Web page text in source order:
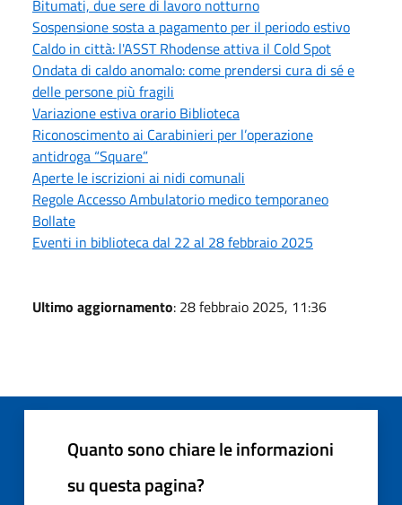
Bitumati, due sere di lavoro notturno
Sospensione sosta a pagamento per il periodo estivo
Caldo in città: l'ASST Rhodense attiva il Cold Spot
Ondata di caldo anomalo: come prendersi cura di sé e
delle persone più fragili
Variazione estiva orario Biblioteca
Riconoscimento ai Carabinieri per l’operazione
antidroga “Square”
Aperte le iscrizioni ai nidi comunali
Regole Accesso Ambulatorio medico temporaneo
Bollate
Eventi in biblioteca dal 22 al 28 febbraio 2025
Ultimo aggiornamento: 28 febbraio 2025, 11:36
Quanto sono chiare le informazioni
su questa pagina?